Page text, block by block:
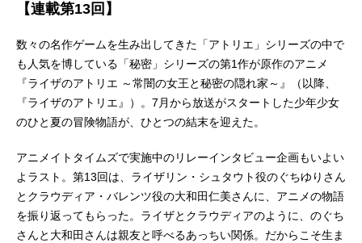
【連載第13回】
数々の名作ゲームを生み出してきた「アトリエ」シリーズの中で
も人気を博している「秘密」シリーズの第1作が原作のアニメ
『ライザのアトリエ ～常闇の女王と秘密の隠れ家～』（以降、
『ライザのアトリエ』）。7月から放送がスタートした少年少女
のひと夏の冒険物語が、ひとつの結末を迎えた。
アニメイトタイムズで実施中のリレーインタビュー企画もいよい
よラスト。第13回は、ライザリン・シュタウト役のぐちゆりさん
とクラウディア・バレンツ役の大和田仁美さんに、アニメの物語
を振り返ってもらった。ライザとクラウディアのように、のぐち
さんと大和田さんは親友と呼べるあっちい関係。だからこそ生ま